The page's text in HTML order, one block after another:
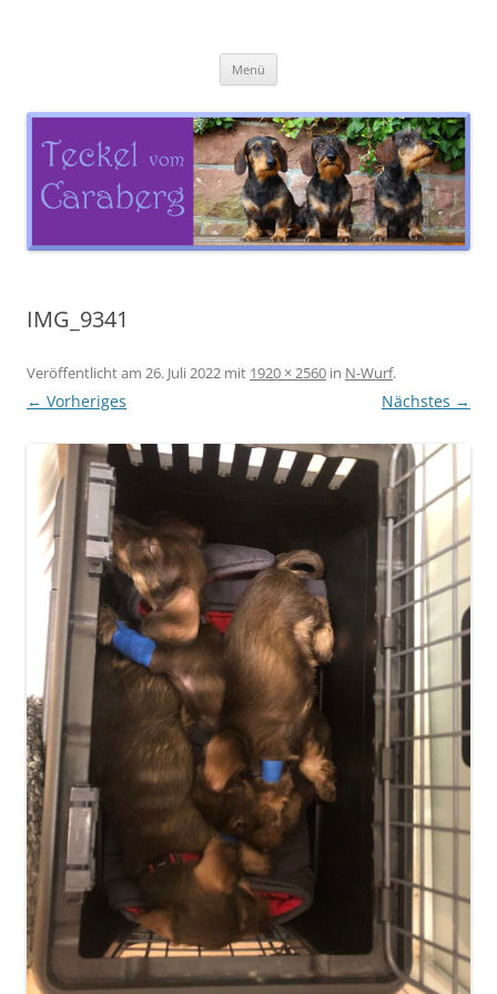
Menü
IMG_9341
Veröffentlicht am 26. Juli 2022 mit 1920 × 2560 in N-Wurf.
← Vorheriges Nächstes →